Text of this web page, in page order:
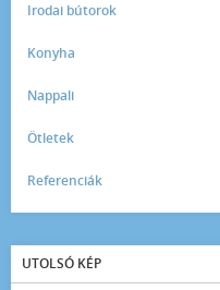
Irodai bútorok
Konyha
Nappali
Ötletek
Referenciák
UTOLSÓ KÉP